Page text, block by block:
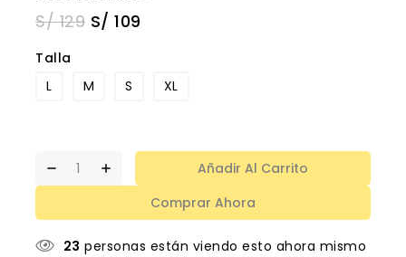
S/129 S/ 109
Talla
L
M S XL
Añadir Al Carrito
Comprar Ahora
23 personas están viendo esto ahora mismo